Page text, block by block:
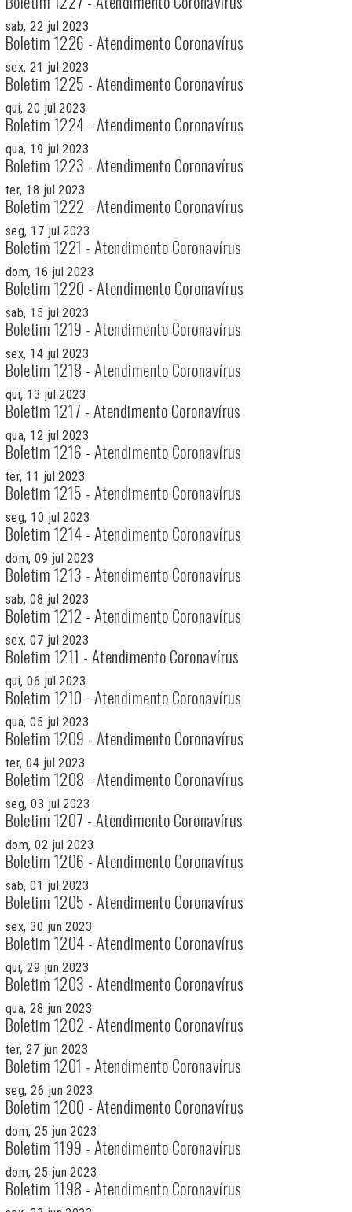
sab, 22 jul 2023
Boletim 1226 - Atendimento Coronavírus
sex, 21 jul 2023
Boletim 1225 - Atendimento Coronavírus
qui, 20 jul 2023
Boletim 1224 - Atendimento Coronavírus
qua, 19 jul 2023
Boletim 1223 - Atendimento Coronavírus
ter, 18 jul 2023
Boletim 1222 - Atendimento Coronavírus
seg, 17 jul 2023
Boletim 1221 - Atendimento Coronavírus
dom, 16 jul 2023
Boletim 1220 - Atendimento Coronavírus
sab, 15 jul 2023
Boletim 1219 - Atendimento Coronavírus
sex, 14 jul 2023
Boletim 1218 - Atendimento Coronavírus
qui, 13 jul 2023
Boletim 1217 - Atendimento Coronavírus
qua, 12 jul 2023
Boletim 1216 - Atendimento Coronavírus
ter, 11 jul 2023
Boletim 1215 - Atendimento Coronavírus
seg, 10 jul 2023
Boletim 1214 - Atendimento Coronavírus
dom, 09 jul 2023
Boletim 1213 - Atendimento Coronavírus
sab, 08 jul 2023
Boletim 1212 - Atendimento Coronavírus
sex, 07 jul 2023
Boletim 1211 - Atendimento Coronavírus
qui, 06 jul 2023
Boletim 1210 - Atendimento Coronavírus
qua, 05 jul 2023
Boletim 1209 - Atendimento Coronavírus
ter, 04 jul 2023
Boletim 1208 - Atendimento Coronavírus
seg, 03 jul 2023
Boletim 1207 - Atendimento Coronavírus
dom, 02 jul 2023
Boletim 1206 - Atendimento Coronavírus
sab, 01 jul 2023
Boletim 1205 - Atendimento Coronavírus
sex, 30 jun 2023
Boletim 1204 - Atendimento Coronavírus
qui, 29 jun 2023
Boletim 1203 - Atendimento Coronavírus
qua, 28 jun 2023
Boletim 1202 - Atendimento Coronavírus
ter, 27 jun 2023
Boletim 1201 - Atendimento Coronavírus
seg, 26 jun 2023
Boletim 1200 - Atendimento Coronavírus
dom, 25 jun 2023
Boletim 1199 - Atendimento Coronavírus
dom, 25 jun 2023
Boletim 1198 - Atendimento Coronavírus